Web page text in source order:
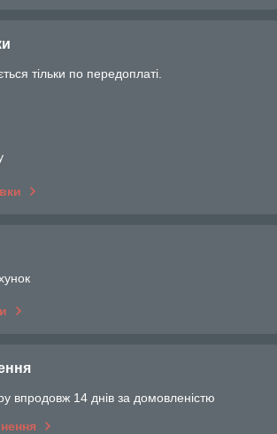
тільки по передоплаті.
впродовж 14 днів за домовленістю